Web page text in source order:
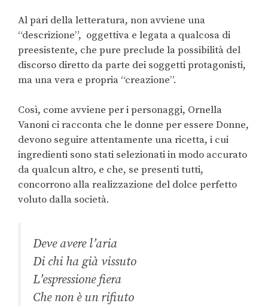
Al pari della letteratura, non avviene una
“descrizione”, oggettiva e legata a qualcosa di
preesistente, che pure preclude la possibilità del
discorso diretto da parte dei soggetti protagonisti,
ma una vera e propria “creazione”.
Così, come avviene per i personaggi, Ornella
Vanoni ci racconta che le donne per essere Donne,
devono seguire attentamente una ricetta, i cui
ingredienti sono stati selezionati in modo accurato
da qualcun altro, e che, se presenti tutti,
concorrono alla realizzazione del dolce perfetto
voluto dalla società.
Deve avere l’aria
Di chi ha già vissuto
L’espressione fiera
Che non è un rifiuto